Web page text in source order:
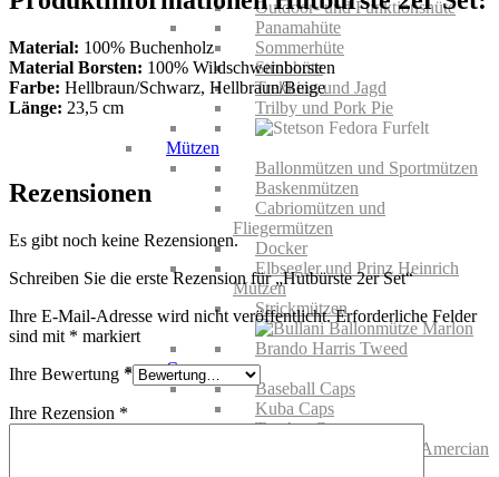
Outdoor- und Funktionshüte
Panamahüte
Sommerhüte
Strohhüte
Trekking und Jagd
Trilby und Pork Pie
Mützen
Ballonmützen und Sportmützen
Baskenmützen
Cabriomützen und
Fliegermützen
Docker
Elbsegler und Prinz Heinrich
Mützen
Strickmützen
Caps
Baseball Caps
Kuba Caps
Trucker Caps
Material: 100% Buchenholz
Material Borsten: 100% Wildschweinborsten
Farbe: Hellbraun/Schwarz, Hellbraun/Beige
Länge: 23,5 cm
Rezensionen
Es gibt noch keine Rezensionen.
Schreiben Sie die erste Rezension für „Hutbürste 2er Set“
Ihre E-Mail-Adresse wird nicht veröffentlicht. Erforderliche Felder
sind mit * markiert
Ihre Bewertung *
Ihre Rezension *